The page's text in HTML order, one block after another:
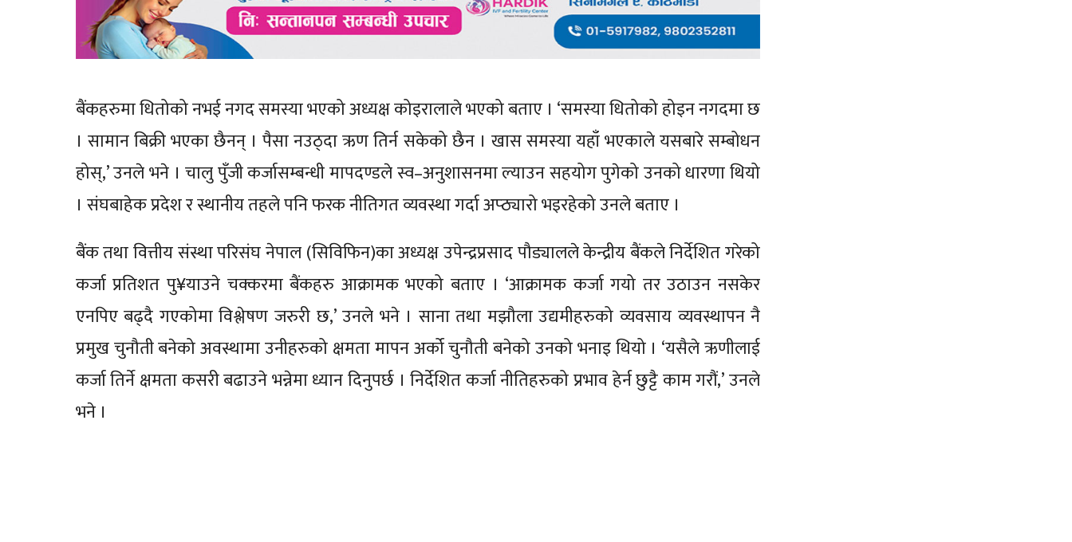
बैंकहरुमा धितोको नभई नगद समस्या भएको अध्यक्ष कोइरालाले भएको बताए । ‘समस्या धितोको होइन नगदमा छ
। सामान बिक्री भएका छैनन् । पैसा नउठ्दा ऋण तिर्न सकेको छैन । खास समस्या यहाँ भएकाले यसबारे सम्बोधन
होस्,’ उनले भने । चालु पुँजी कर्जासम्बन्धी मापदण्डले स्व–अनुशासनमा ल्याउन सहयोग पुगेको उनको धारणा थियो
। संघबाहेक प्रदेश र स्थानीय तहले पनि फरक नीतिगत व्यवस्था गर्दा अप्ठ्यारो भइरहेको उनले बताए ।
बैंक तथा वित्तीय संस्था परिसंघ नेपाल (सिविफिन)का अध्यक्ष उपेन्द्रप्रसाद पौड्यालले केन्द्रीय बैंकले निर्देशित गरेको
कर्जा प्रतिशत पु¥याउने चक्करमा बैंकहरु आक्रामक भएको बताए । ‘आक्रामक कर्जा गयो तर उठाउन नसकेर
एनपिए बढ्दै गएकोमा विश्लेषण जरुरी छ,’ उनले भने । साना तथा मझौला उद्यमीहरुको व्यवसाय व्यवस्थापन नै
प्रमुख चुनौती बनेको अवस्थामा उनीहरुको क्षमता मापन अर्को चुनौती बनेको उनको भनाइ थियो । ‘यसैले ऋणीलाई
कर्जा तिर्ने क्षमता कसरी बढाउने भन्नेमा ध्यान दिनुपर्छ । निर्देशित कर्जा नीतिहरुको प्रभाव हेर्न छुट्टै काम गरौं,’ उनले
भने ।